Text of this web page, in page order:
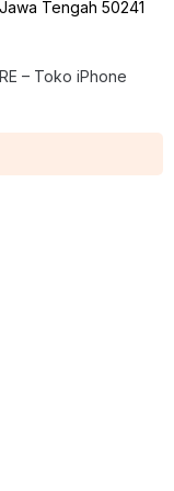
Tengah 50241
– Toko iPhone